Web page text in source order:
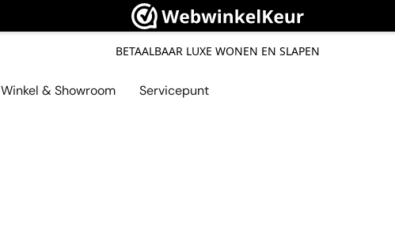
BETAALBAAR LUXE WONEN EN SLAPEN
Winkel & Showroom Servicepunt